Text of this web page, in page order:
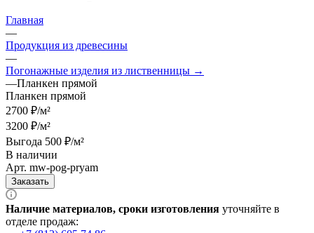
Главная
—
Продукция из древесины
—
Погонажные изделия из лиственницы →
—Планкен прямой
Планкен прямой
2700 ₽/м²
3200 ₽/м²
Выгода 500 ₽/м²
В наличии
Арт. mw-pog-pryam
Заказать
Наличие материалов, сроки изготовления уточняйте в
отделе продаж: